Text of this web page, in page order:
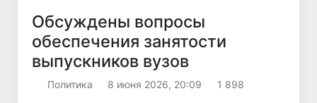
Обсуждены вопросы
обеспечения занятости
выпускников вузов
Политика 8 июня 2026, 20:09 1 898